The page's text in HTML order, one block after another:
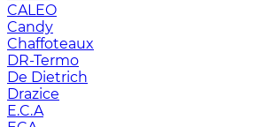
CALEO
Candy
Chaffoteaux
DR-Termo
De Dietrich
Drazice
E.C.A